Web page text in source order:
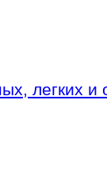
легких и